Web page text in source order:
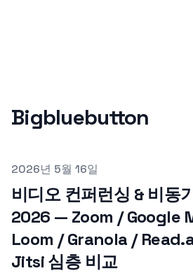
Bigbluebutton
Published on
2026년 5월 16일
비디오 컨퍼런싱 & 비동
2026 — Zoom / Google
Loom / Granola /
Jitsi 심층 비교